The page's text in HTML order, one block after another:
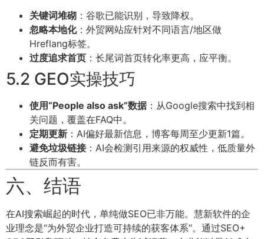
关键词堆砌 ：谷歌已能识别，导致降权。
忽略本地化：外贸网站应针对不同语言/地区做
Hreflang标签。
过度追求首页 ：长尾词首页转化率更高，应平衡。
5.2 GEO实操技巧
使用“People also ask”数据：从Google搜索中找到相
关问题，覆盖在FAQ中。
定期更新 ：AI偏好最新信息，博客每周至少更新1篇。
避免垃圾链接：AI会检测引用来源的权威性，低质量外
链反而有害。
六、结语
在AI搜索崛起的时代，单纯做SEO已非万能。慧新软件的企
业理念是“为外贸企业打造可持续的获客体系”。通过SEO+